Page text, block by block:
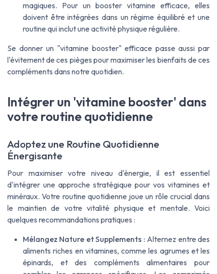
magiques. Pour un booster vitamine efficace, elles
doivent être intégrées dans un régime équilibré et une
routine qui inclut une activité physique régulière.
Se donner un "vitamine booster" efficace passe aussi par
l'évitement de ces pièges pour maximiser les bienfaits de ces
compléments dans notre quotidien.
Intégrer un 'vitamine booster' dans
votre routine quotidienne
Adoptez une Routine Quotidienne
Énergisante
Pour maximiser votre niveau d'énergie, il est essentiel
d'intégrer une approche stratégique pour vos vitamines et
minéraux. Votre routine quotidienne joue un rôle crucial dans
le maintien de votre vitalité physique et mentale. Voici
quelques recommandations pratiques :
Mélangez Nature et Supplements : Alternez entre des
aliments riches en vitamines, comme les agrumes et les
épinards, et des compléments alimentaires pour